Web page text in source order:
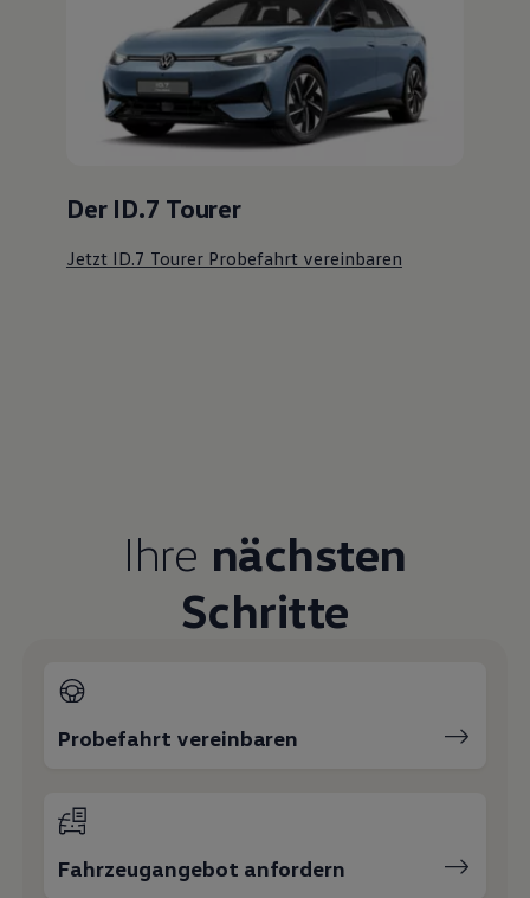
Ihrenächsten
Schritte
Probefahrt vereinbaren
Serviceanfrage stellen
Ihre Ansprechpartner